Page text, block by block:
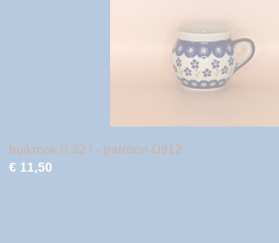
buikmok 0,32 l - patroon D912
€ 11,50